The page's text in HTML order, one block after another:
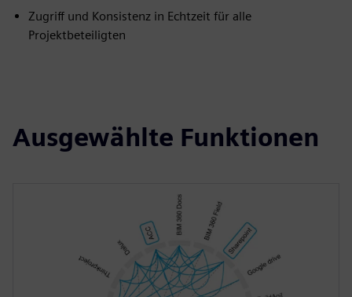
Zugriff und Konsistenz in Echtzeit für alle
Projektbeteiligten
Ausgewählte Funktionen